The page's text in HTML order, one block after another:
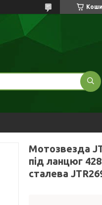
Мотозвезда
під ланцюг 428
сталева